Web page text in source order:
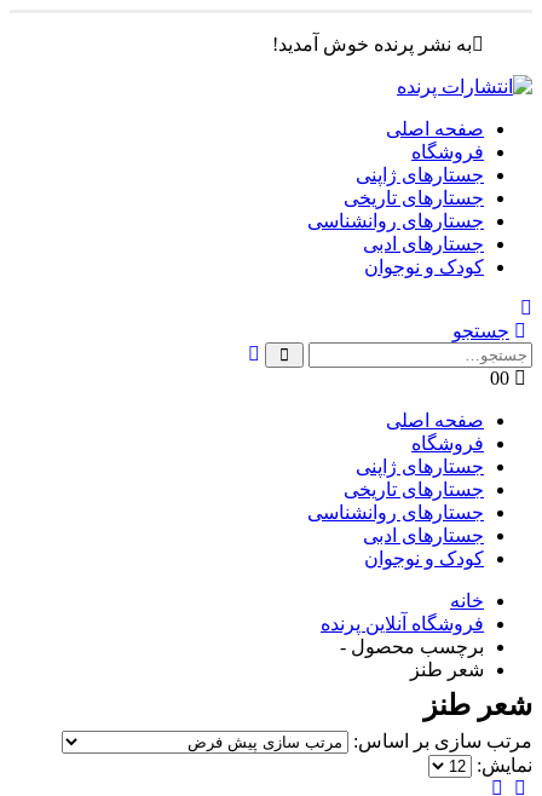
به نشر پرنده خوش آمدید!
صفحه اصلی
فروشگاه
جستارهای ژاپنی
جستارهای تاریخی
جستارهای روانشناسی
جستارهای ادبی
کودک و نوجوان
جستجو
00
صفحه اصلی
فروشگاه
جستارهای ژاپنی
جستارهای تاریخی
جستارهای روانشناسی
جستارهای ادبی
کودک و نوجوان
خانه
فروشگاه آنلاین پرنده
برچسب محصول -
شعر طنز
شعر طنز
مرتب سازی بر اساس:
نمایش: